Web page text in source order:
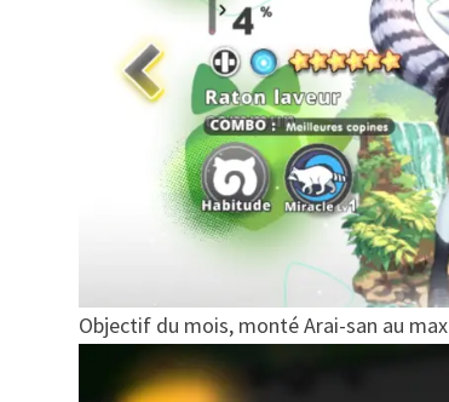
Objectif du mois, monté Arai-san au max